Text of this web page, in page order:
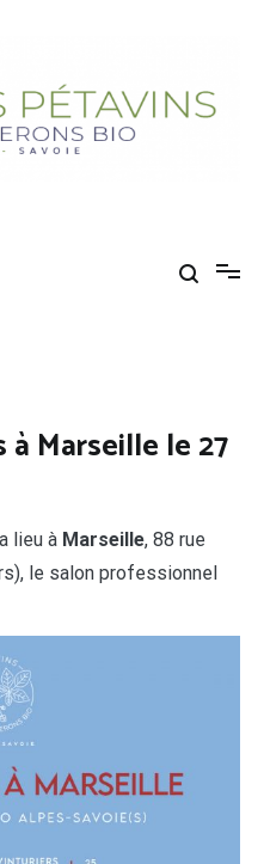
Marseille le 27
lieu à Marseille, 88 rue
le salon professionnel